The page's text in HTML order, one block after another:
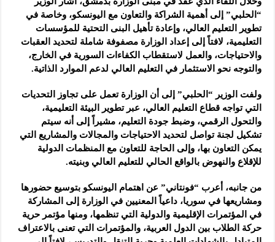
“الحلبي” إلى أهمية الشراكة والتعاون مع اليونسكو، وخاصة في
تطوير التعليم العالي، وإعادة تأهيل البنى التحتية للمؤسسات
التعليمية، لافتاً إلى إعداد الوزارة مصفوفة شاملة لتحديد العقبات
والاحتياجات، والعمل لاستقطاب الكفاءات السورية في الخارج،
والتوجه نحو الاستثمار في التعليم العالي لدعم الموارد الذاتية.
ولفت الوزير “الحلبي” إلى أن الوزارة تعمل على تجاوز التحديات
التي تواجه قطاع التعليم العالي، عبر تطوير البيئة التعليمية،
والتحول الرقمي، وضبط جودة التعليم، مشيراً إلى أنه سيتم
تشكيل لجنة تواصل لتحديد الاحتياجات والمجالات والمشاريع التي
يمكن التعاون بها، وإلى الحاجة للتعاون مع المنظمات الدولية
للإقلاع والنهوض بالواقع الحالي للتعليم العالي وبنيته.
من جانبه، أعرب “فونتاني” عن اهتمام اليونسكو بتوسيع حضورها
ومشاريعها في سوريا، داعياً المعنيين في الوزارة إلى المشاركة
في المؤتمرات الإقليمية والدولية التي تنظمها، ومنها مؤتمر حرية
حركة الطلاب بين الدول العربية، والمؤتمرات التي تعنى بالاعتراف